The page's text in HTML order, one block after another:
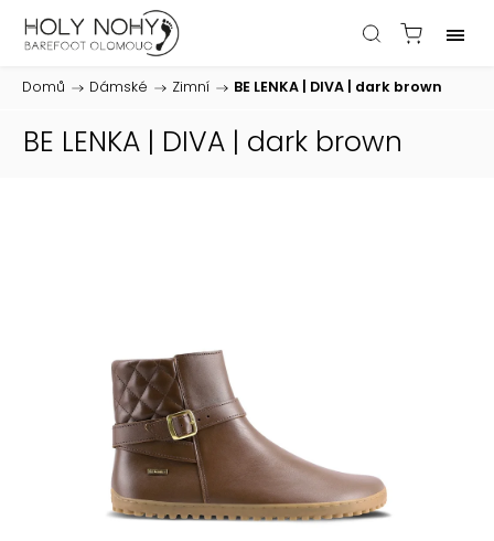
Domů / Dámské / Zimní / BE LENKA | DIVA | dark brown
BE LENKA | DIVA | dark brown